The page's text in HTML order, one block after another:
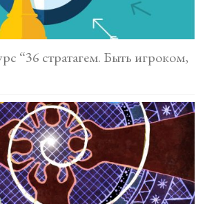
“36 стратагем. Быть игроком,